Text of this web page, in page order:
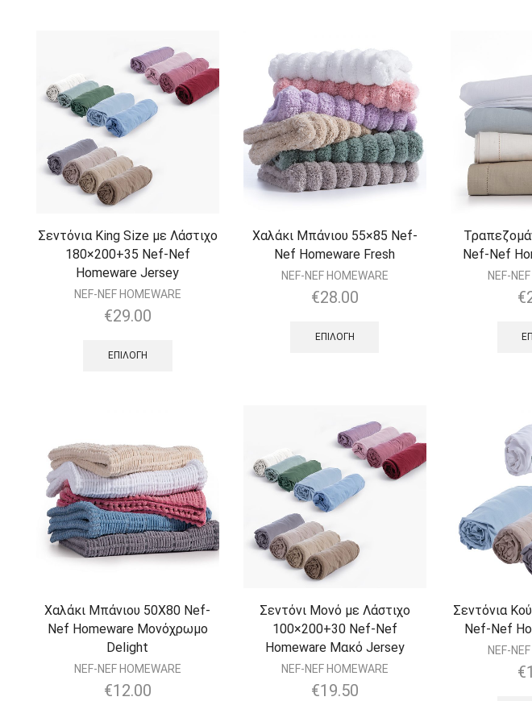
Σεντόνια King Size με Λάστιχο
180×200+35 Nef-Nef
Homeware Jersey
NEF-NEF HOMEWARE
€29.00
ΕΠΙΛΟΓΉ
Χαλάκι Μπάνιου 55×85 Nef-
Nef Homeware Fresh
NEF-NEF HOMEWARE
€28.00
ΕΠΙΛΟΓΉ
Nef-Nef
NEF-
€
Χαλάκι Μπάνιου 50Χ80 Nef-
Nef Homeware Μονόχρωμο
Delight
NEF-NEF HOMEWARE
€12.00
Σεντόνι Μονό με Λάστιχο
100×200+30 Nef-Nef
Homeware Μακό Jersey
NEF-NEF HOMEWARE
€19.50
Σεντόνια
Nef-Nef
NEF-
€